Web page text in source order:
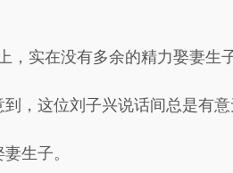
，实在没有多余的精力娶妻生
，这位刘子兴说话间总是有意
生子。